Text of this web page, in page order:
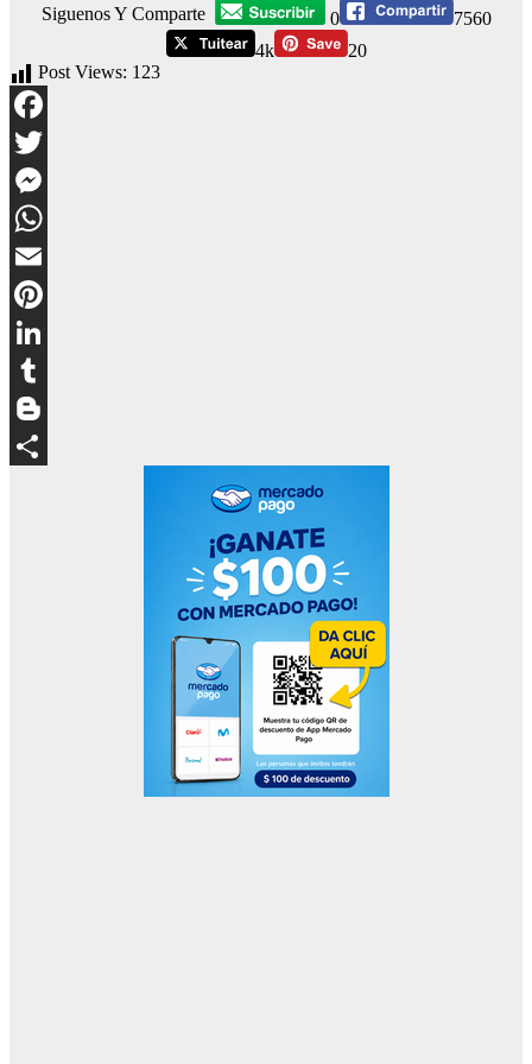
Siguenos Y Comparte 0
7560
4k
20
Post Views: 123
Facebook
Twitter
Messenger
WhatsApp
Email
Pinterest
LinkedIn
Tumblr
Blogger